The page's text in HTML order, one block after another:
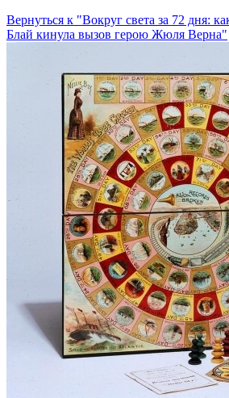
Вернуться к "Вокруг света за 72 дня:
Блай кинула вызов герою Жюля Верна"